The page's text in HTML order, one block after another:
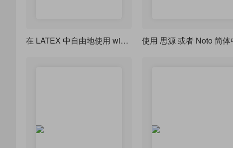
在 LATEX 中自由地使用 windows 系统字体的图标